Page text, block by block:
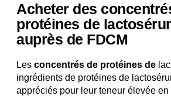
Acheter des
protéines de
auprès de FDCM
Les concentrés de protéines de
ingrédients de protéines de
appréciés pour leur teneur élevée